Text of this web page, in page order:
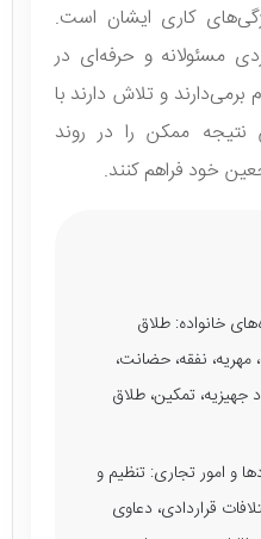
کاری ایشان است.
مسئولانه و حرفه‌ای در
و تلاش دارند با
نتیجه ممکن را در روند
خود فراهم کنند.
خانواده: طلاق
نفقه، حضانت،
جهیزیه، تمکین، طلاق
و امور تجاری: تنظیم و
قراردادی، دعاوی